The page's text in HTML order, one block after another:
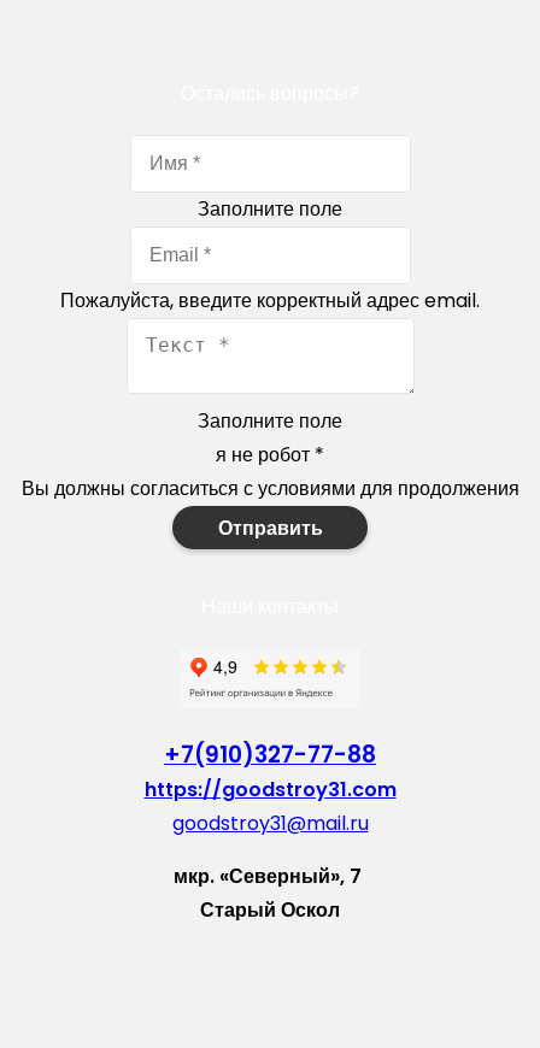
Заполните поле
Пожалуйста, введите корректный адрес email.
Заполните поле
я не робот *
Вы должны согласиться с условиями для продолжения
Отправить
+7(910)327-77-88
https://goodstroy31.com
goodstroy31@mail.ru
мкр. «Северный», 7
Старый Оскол